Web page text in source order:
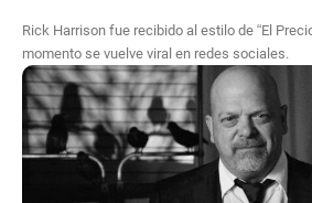
Rick Harrison fue recibido al estilo de “El
momento se vuelve viral en redes sociales.